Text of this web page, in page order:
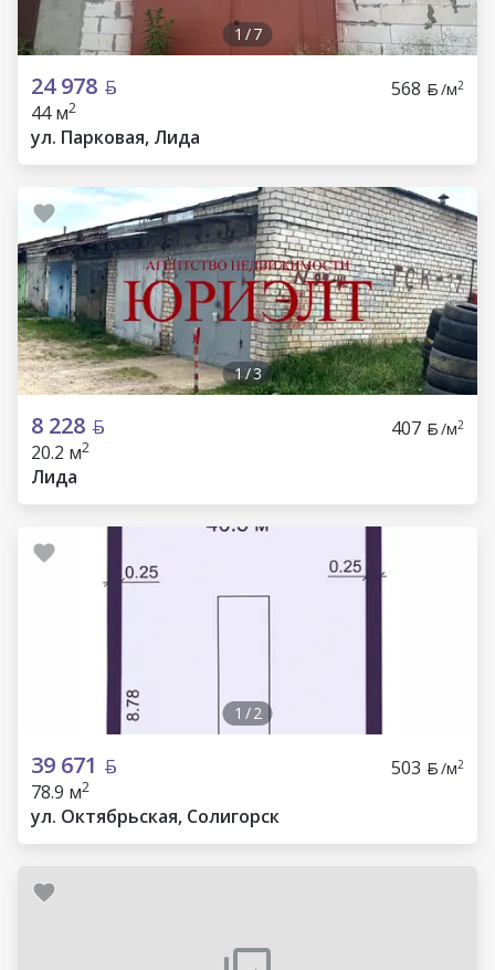
1 /7
24 978 568 /м2
44 м2
ул. Парковая, Лида
1/3
8 228 407 /м2
20.2 м2
Лида
1 /2
39 671 503 /м2
78.9 м2
ул. Октябрьская, Солигорск